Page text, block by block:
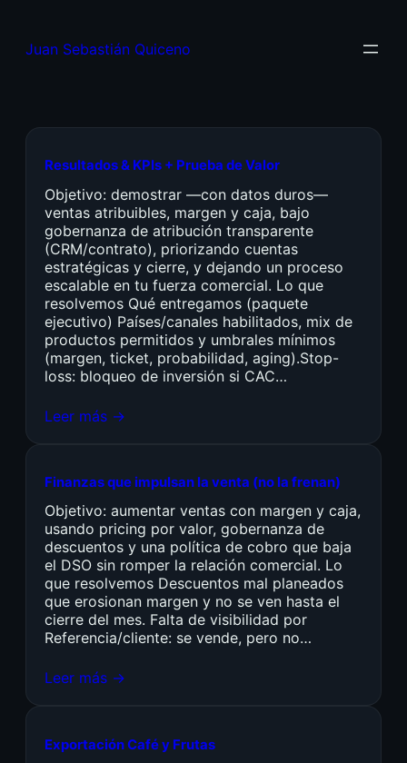
Juan Sebastián Quiceno
Resultados & KPIs + Prueba de Valor
Objetivo: demostrar —con datos duros—
ventas atribuibles, margen y caja, bajo
gobernanza de atribución transparente
(CRM/contrato), priorizando cuentas
estratégicas y cierre, y dejando un proceso
escalable en tu fuerza comercial. Lo que
resolvemos Qué entregamos (paquete
ejecutivo) Países/canales habilitados, mix de
productos permitidos y umbrales mínimos
(margen, ticket, probabilidad, aging).Stop-
loss: bloqueo de inversión si CAC…
Leer más →
Finanzas que impulsan la venta (no la frenan)
Objetivo: aumentar ventas con margen y caja,
usando pricing por valor, gobernanza de
descuentos y una política de cobro que baja
el DSO sin romper la relación comercial. Lo
que resolvemos Descuentos mal planeados
que erosionan margen y no se ven hasta el
cierre del mes. Falta de visibilidad por
Referencia/cliente: se vende, pero no…
Leer más →
Exportación Café y Frutas